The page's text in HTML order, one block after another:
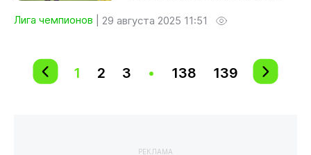
Лига чемпионов 29 августа 2025 11:51
1 2 3 • 138 139
РЕКЛАМА